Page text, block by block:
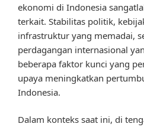
ekonomi di Indonesia
terkait. Stabilitas politik,
infrastruktur yang memadai,
perdagangan internasional
beberapa faktor kunci yang
upaya meningkatkan
Indonesia.
Dalam konteks saat ini, di